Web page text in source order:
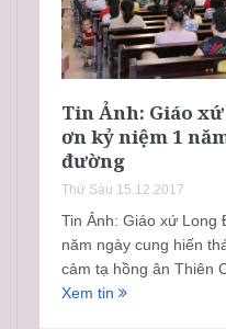
Tin Ảnh: Giáo
ơn kỷ niệm 1
đường
Thứ Sáu 15.12.2017
Tin Ảnh: Giáo xứ Long
năm ngày cung hiến
cảm tạ hồng ân Thiên
Xem tin